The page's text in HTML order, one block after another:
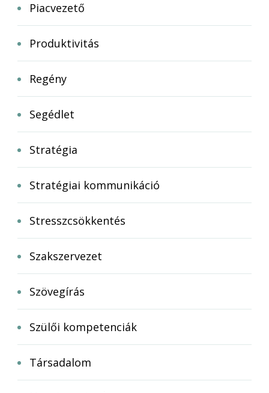
Piacvezető
Produktivitás
Regény
Segédlet
Stratégia
Stratégiai kommunikáció
Stresszcsökkentés
Szakszervezet
Szövegírás
Szülői kompetenciák
Társadalom